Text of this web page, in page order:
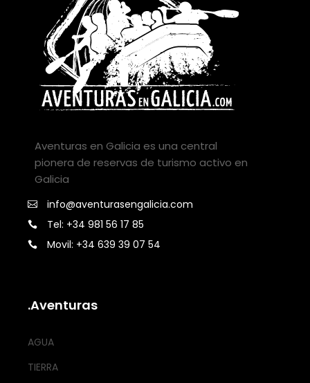
Aventuras en Galicia es una central
pionera de reservas de turismo activo en
Galicia
info@aventurasengalicia.com
Tel: +34 981 56 17 85
Movil: +34 639 39 07 54
.Aventuras
AGUA
TIERRA